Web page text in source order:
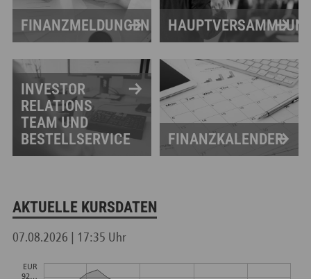
FINANZMELDUNGEN
INVESTOR
RELATIONS
TEAM UND
BESTELLSERVICE
FINANZKALENDER
AKTUELLE KURSDATEN